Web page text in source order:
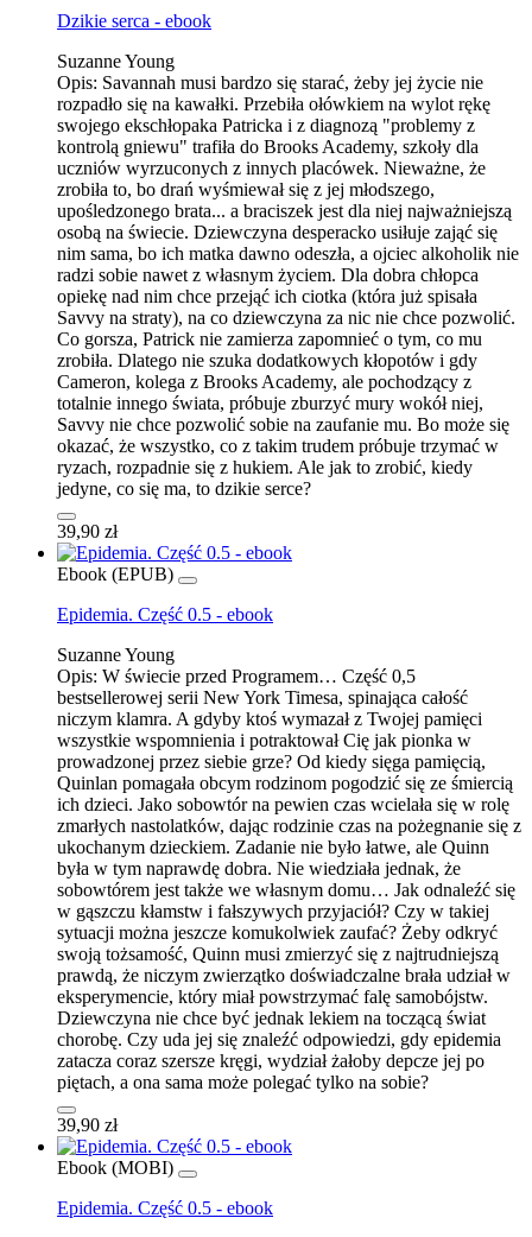
Dzikie serca - ebook
Suzanne Young
Opis: Savannah musi bardzo się starać, żeby jej życie nie
rozpadło się na kawałki. Przebiła ołówkiem na wylot rękę
swojego ekschłopaka Patricka i z diagnozą "problemy z
kontrolą gniewu" trafiła do Brooks Academy, szkoły dla
uczniów wyrzuconych z innych placówek. Nieważne, że
zrobiła to, bo drań wyśmiewał się z jej młodszego,
upośledzonego brata... a braciszek jest dla niej najważniejszą
osobą na świecie. Dziewczyna desperacko usiłuje zająć się
nim sama, bo ich matka dawno odeszła, a ojciec alkoholik nie
radzi sobie nawet z własnym życiem. Dla dobra chłopca
opiekę nad nim chce przejąć ich ciotka (która już spisała
Savvy na straty), na co dziewczyna za nic nie chce pozwolić.
Co gorsza, Patrick nie zamierza zapomnieć o tym, co mu
zrobiła. Dlatego nie szuka dodatkowych kłopotów i gdy
Cameron, kolega z Brooks Academy, ale pochodzący z
totalnie innego świata, próbuje zburzyć mury wokół niej,
Savvy nie chce pozwolić sobie na zaufanie mu. Bo może się
okazać, że wszystko, co z takim trudem próbuje trzymać w
ryzach, rozpadnie się z hukiem. Ale jak to zrobić, kiedy
jedyne, co się ma, to dzikie serce?
39,90 zł
Ebook (EPUB)
Epidemia. Część 0.5 - ebook
Suzanne Young
Opis: W świecie przed Programem… Część 0,5
bestsellerowej serii New York Timesa, spinająca całość
niczym klamra. A gdyby ktoś wymazał z Twojej pamięci
wszystkie wspomnienia i potraktował Cię jak pionka w
prowadzonej przez siebie grze? Od kiedy sięga pamięcią,
Quinlan pomagała obcym rodzinom pogodzić się ze śmiercią
ich dzieci. Jako sobowtór na pewien czas wcielała się w rolę
zmarłych nastolatków, dając rodzinie czas na pożegnanie się z
ukochanym dzieckiem. Zadanie nie było łatwe, ale Quinn
była w tym naprawdę dobra. Nie wiedziała jednak, że
sobowtórem jest także we własnym domu… Jak odnaleźć się
w gąszczu kłamstw i fałszywych przyjaciół? Czy w takiej
sytuacji można jeszcze komukolwiek zaufać? Żeby odkryć
swoją tożsamość, Quinn musi zmierzyć się z najtrudniejszą
prawdą, że niczym zwierzątko doświadczalne brała udział w
eksperymencie, który miał powstrzymać falę samobójstw.
Dziewczyna nie chce być jednak lekiem na toczącą świat
chorobę. Czy uda jej się znaleźć odpowiedzi, gdy epidemia
zatacza coraz szersze kręgi, wydział żałoby depcze jej po
piętach, a ona sama może polegać tylko na sobie?
39,90 zł
Ebook (MOBI)
Epidemia. Część 0.5 - ebook